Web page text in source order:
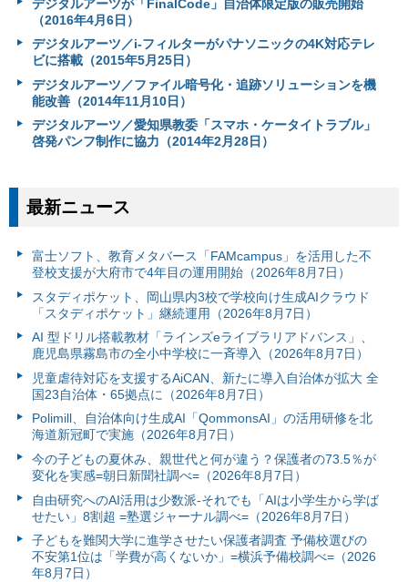
デジタルアーツが「FinalCode」自治体限定版の販売開始
（2016年4月6日）
デジタルアーツ／i-フィルターがパナソニックの4K対応テレ
ビに搭載（2015年5月25日）
デジタルアーツ／ファイル暗号化・追跡ソリューションを機
能改善（2014年11月10日）
デジタルアーツ／愛知県教委「スマホ・ケータイトラブル」
啓発パンフ制作に協力（2014年2月28日）
最新ニュース
富⼠ソフト、教育メタバース「FAMcampus」を活用した不
登校支援が大府市で4年目の運用開始（2026年8月7日）
スタディポケット、岡山県内3校で学校向け生成AIクラウド
「スタディポケット」継続運用（2026年8月7日）
AI 型ドリル搭載教材「ラインズeライブラリアドバンス」、
鹿児島県霧島市の全小中学校に一斉導入（2026年8月7日）
児童虐待対応を支援するAiCAN、新たに導入自治体が拡大 全
国23自治体・65拠点に（2026年8月7日）
Polimill、自治体向け生成AI「QommonsAI」の活用研修を北
海道新冠町で実施（2026年8月7日）
今の子どもの夏休み、親世代と何が違う？保護者の73.5％が
変化を実感=朝日新聞社調べ=（2026年8月7日）
自由研究へのAI活用は少数派-それでも「AIは小学生から学ば
せたい」8割超 =塾選ジャーナル調べ=（2026年8月7日）
子どもを難関大学に進学させたい保護者調査 予備校選びの
不安第1位は「学費が高くないか」=横浜予備校調べ=（2026
年8月7日）